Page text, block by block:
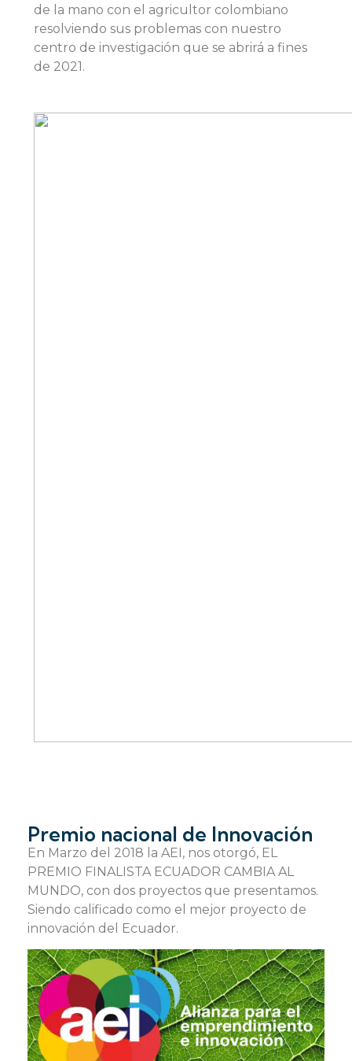
de la mano con el agricultor colombiano
resolviendo sus problemas con nuestro
centro de investigación que se abrirá a fines
de 2021.
Premio nacional de Innovación
En Marzo del 2018 la AEI, nos otorgó, EL
PREMIO FINALISTA ECUADOR CAMBIA AL
MUNDO, con dos proyectos que presentamos.
Siendo calificado como el mejor proyecto de
innovación del Ecuador.